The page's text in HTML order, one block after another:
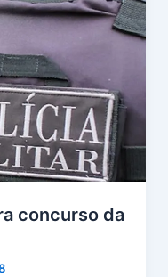
concurso da